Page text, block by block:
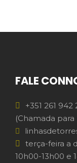
FALE
+351 261 942
(Chamada
terça-feira a
10h00-13h00 e